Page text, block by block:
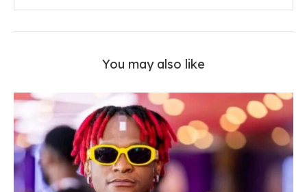
You may also like